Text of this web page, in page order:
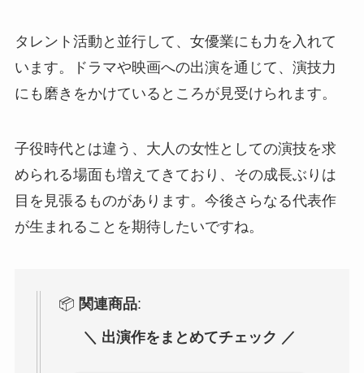
タレント活動と並行して、女優業にも力を入れて
います。ドラマや映画への出演を通じて、演技力
にも磨きをかけているところが見受けられます。
子役時代とは違う、大人の女性としての演技を求
められる場面も増えてきており、その成長ぶりは
目を見張るものがあります。今後さらなる代表作
が生まれることを期待したいですね。
📦 関連商品:
＼ 出演作をまとめてチェック ／